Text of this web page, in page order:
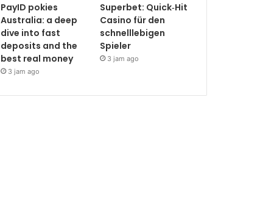
PayID pokies
Australia: a deep
dive into fast
deposits and the
best real money
3 jam ago
Superbet: Quick‑Hit
Casino für den
schnelllebigen
Spieler
3 jam ago